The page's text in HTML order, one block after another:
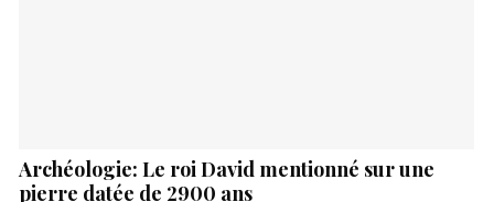
Archéologie: Le roi David mentionné sur une
pierre datée de 2900 ans